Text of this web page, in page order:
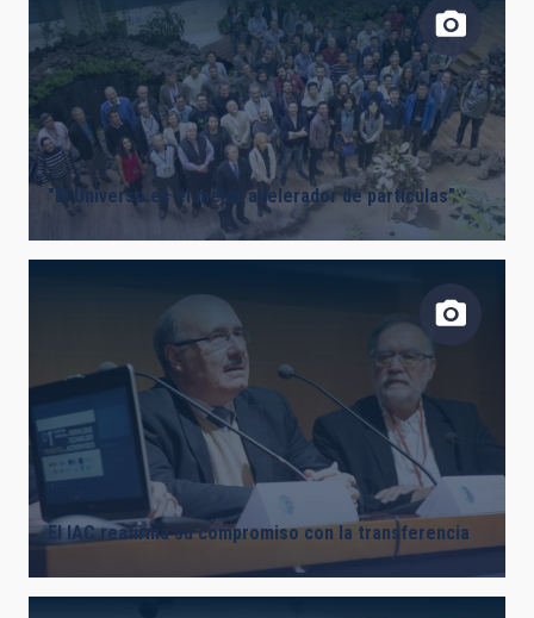
"El Universo es el mejor acelerador de partículas"
El IAC reafirma su compromiso con la transferencia